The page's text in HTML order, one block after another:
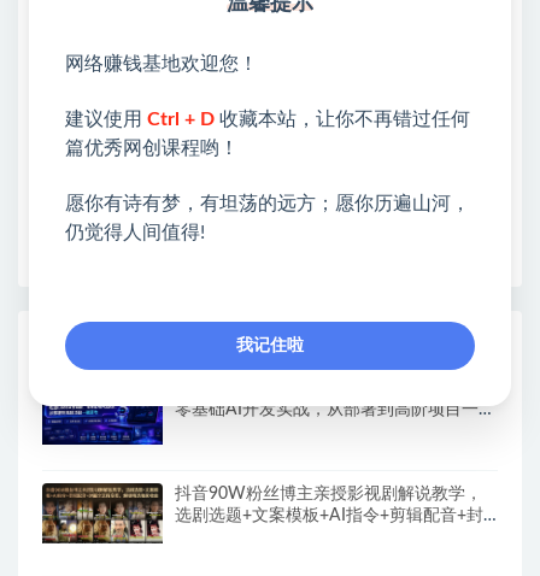
类&副业类，资源丰富 物超所值。
各种项目 + 提升网创认知。
❤本站为众多团队提供了重要价值，也为众多创业者
❤如果您也依存于互联网，欢迎加入本站会员，将尽
早为您提供丰盛价值。祝您前程似锦！
热门课程展示
零基础AI开发实战，从部署到高阶项目一键
抖音90W粉丝博主亲授影视剧解说教学，
选剧选题+文案模板+AI指令+剪辑配音+封
网络赚钱基地欢迎您！
建议使用 Ctrl + D 收藏本站，让你不再错过任何
篇优秀网创课程哟！
愿你有诗有梦，有坦荡的远方；愿你历遍山河，
仍觉得人间值得!
我记住啦